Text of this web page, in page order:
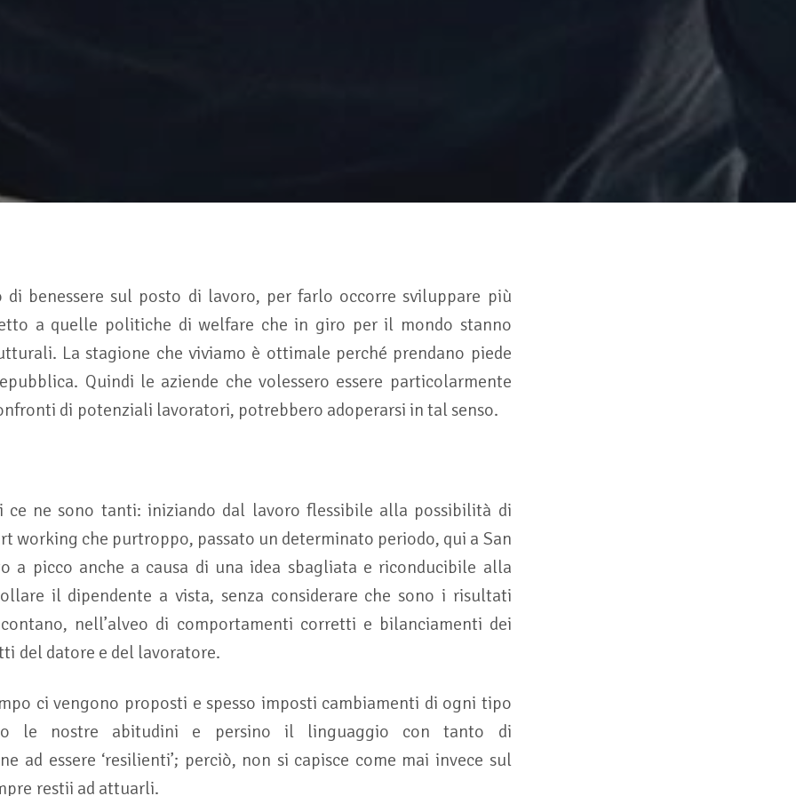
di benessere sul posto di lavoro, per farlo occorre sviluppare più
a quelle politiche di welfare che in giro per il mondo stanno
La stagione che viviamo è ottimale perché prendano piede
Quindi le aziende che volessero essere particolarmente
di potenziali lavoratori, potrebbero adoperarsi in tal senso.
ce ne sono tanti: iniziando dal lavoro flessibile alla possibilità di
working che purtroppo, passato un determinato periodo, qui a San
a picco anche a causa di una idea sbagliata e riconducibile alla
il dipendente a vista, senza considerare che sono i risultati
nell’alveo di comportamenti corretti e bilanciamenti dei
del datore e del lavoratore.
ci vengono proposti e spesso imposti cambiamenti di ogni tipo
le nostre abitudini e persino il linguaggio con tanto di
ad essere ‘resilienti’; perciò, non si capisce come mai invece sul
restii ad attuarli.